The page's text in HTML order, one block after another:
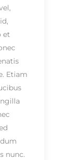
et
Etiam
nunc.